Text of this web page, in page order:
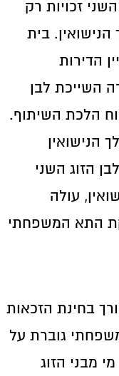
זכויות רק
בית
הדירות
השייכת לבן
הלכת השיתוף.
הנישואין
הזוג השני
עולה
התא המשפחתי
בחינת הזכאות
גוברת על
מבני הזוג